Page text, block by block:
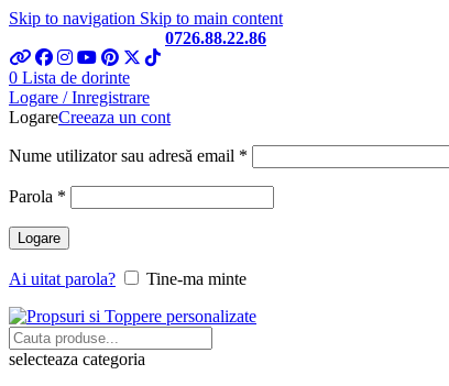
Skip to navigation Skip to main content
0726.88.22.86
0 Lista de dorinte
Logare / Inregistrare
LogareCreeaza un cont
Nume utilizator sau adresă email *
Parola *
Logare
Ai uitat parola? Tine-ma minte
selecteaza categoria